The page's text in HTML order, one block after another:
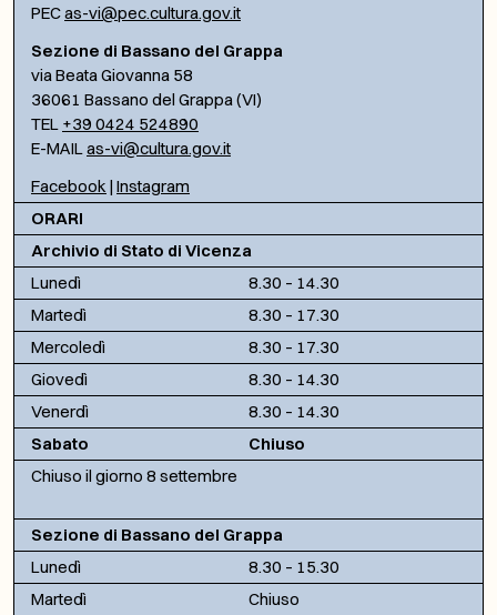
PECas-vi@pec.cultura.gov.it
Sezione di Bassano del Grappa
via Beata Giovanna 58
36061 Bassano del Grappa (VI)
TEL +39 0424 524890
E-MAILas-vi@cultura.gov.it
Facebook | Instagram
ORARI
Archivio di Stato di Vicenza
Lunedì
8.30 – 14.30
Martedì
8.30 – 17.30
Mercoledì
8.30 – 17.30
Giovedì
8.30 – 14.30
Venerdì
8.30 – 14.30
Sabato
Chiuso
Chiuso il giorno 8 settembre
Sezione di Bassano del Grappa
Lunedì
8.30 – 15.30
Martedì
Chiuso